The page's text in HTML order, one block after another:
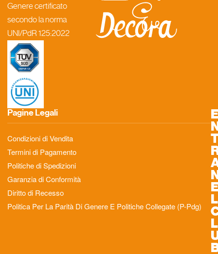
Genere certificato
secondo la norma
UNI/PdR 125:2022
Pagine Legali
Condizioni di Vendita
Termini di Pagamento
Politiche di Spedizioni
Garanzia di Conformità
Diritto di Recesso
Politica Per La Parità Di Genere E Politiche Collegate (P-Pdg)
L
L